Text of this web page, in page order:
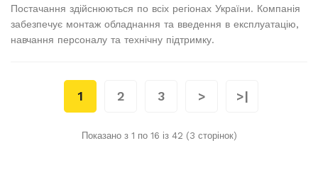
Постачання здійснюються по всіх регіонах України. Компанія
забезпечує монтаж обладнання та введення в експлуатацію,
навчання персоналу та технічну підтримку.
1 2 3 > >|
Показано з 1 по 16 із 42 (3 сторінок)